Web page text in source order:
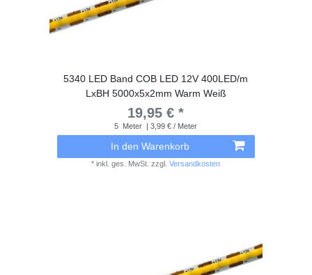
5340 LED Band COB LED 12V 400LED/m
LxBH 5000x5x2mm Warm Weiß
19,95 € *
5 Meter | 3,99 € / Meter
In den Warenkorb
*inkl. ges. MwSt. zzgl.Versandkosten